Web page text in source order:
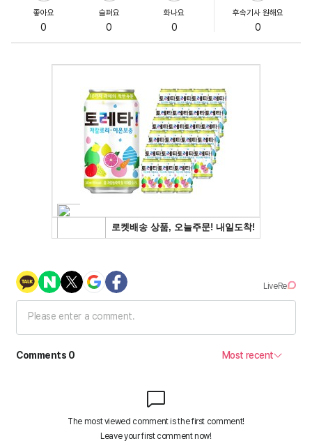
좋아요
0
슬퍼요
0
화나요
0
후속기사 원해요
0